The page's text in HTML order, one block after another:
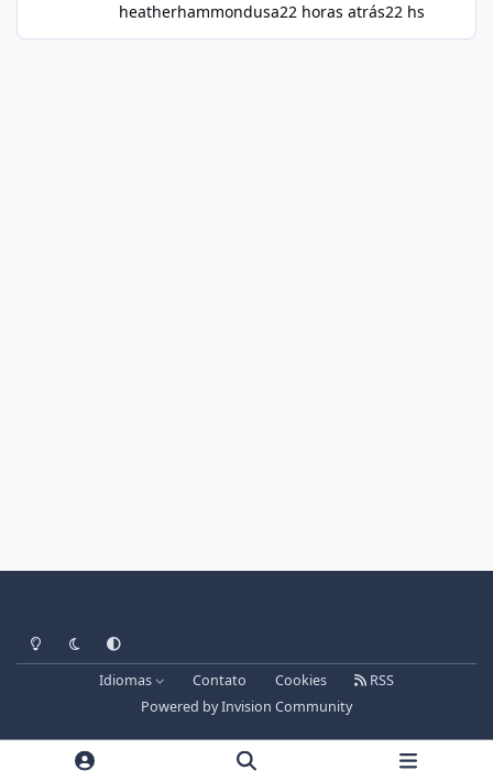
heatherhammondusa22 horas atrás22 hs
Light ModeDark ModeSystem Preference
Idiomas Contato Cookies
RSS
Powered byInvision Community